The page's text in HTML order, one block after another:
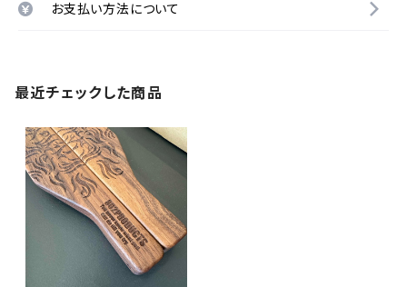
お支払い方法について
最近チェックした商品